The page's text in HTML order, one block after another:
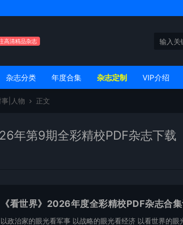
高清精品杂志
杂志分类 年度合集 杂志定制 VIP介绍
|人物 正文
年第9期全彩精校PDF杂志下载
《看世界》2026年度全彩精校PDF杂志合
以政治家的眼光看军事 以战略的眼光看经济 以看世界的眼